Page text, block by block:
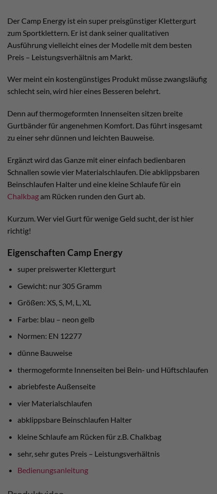
Der Camp Energy ist ein super preisgünstiger Klettergurt
zum Sportklettern. Er ist dank seiner qualitativen
Ausführung vielleicht eines der Modelle mit dem besten
Preis – Leistungsverhältnis am Markt.
Wer meint ein kostengünstiges Produkt müsse zwangsläufig
schlecht sein, wird hier eines Besseren belehrt.
Denn auf thermogeformten Innenseiten sitzen breite
Gurtbänder für angenehmen Komfort. Das führt insgesamt
zu einer sehr dünnen und leichten Bauweise.
Ergänzt wird das Ganze mit einer einfach bedienbaren
Schnallen sowie vier Materialschlaufen. Die abklippsbaren
Beinschlaufen Halter und eine kleine Schlaufe für ein
Chalkbag am Rücken runden den Gurt ab.
Kurzum. Wer viel Gurt für wenige Geld sucht, der ist hier
richtig!
Eigenschaften Camp Energy
super preiswerter Klettergurt
Gewicht: nur 305 Gramm
Größen: XS, S, M, L, XL
Farbe: blau – neon gelb
Normen: EN 12277
dünne Bauweise
thermogeformte Innenseiten bei Bein- und Hüftschlaufen
abriebfeste Außenseite
vier Materialschlaufen
abklippsbare Beinschlaufen Halter
kleine Schlaufe am Rücken für z.B. Chalkbag
sehr, sehr gutes Preis – Leistungsverhältnis
Bedienungsanleitung